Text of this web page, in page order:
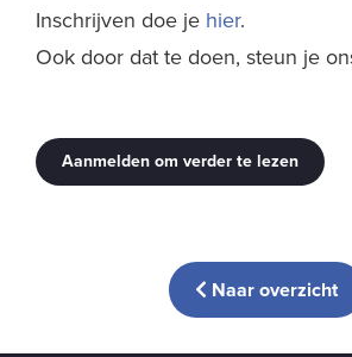
Inschrijven doe je hier.
Ook door dat te doen, steun je
Aanmelden om verder te lezen
Naar overzicht